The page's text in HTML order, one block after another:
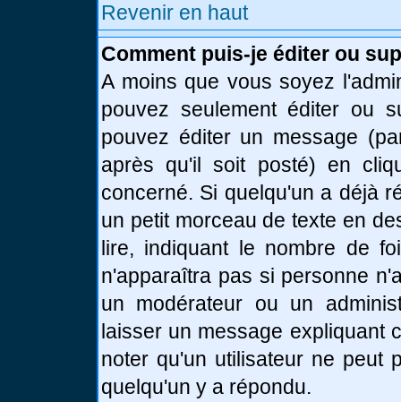
Revenir en haut
Comment puis-je éditer ou
A moins que vous soyez
pouvez seulement éditer ou
pouvez éditer un message
après qu'il soit posté) en
concerné. Si quelqu'un a déjà
un petit morceau de texte en
lire, indiquant le nombre de
n'apparaîtra pas si personne
un modérateur ou un
laisser un message expliquant
noter qu'un utilisateur ne peut
quelqu'un y a répondu.